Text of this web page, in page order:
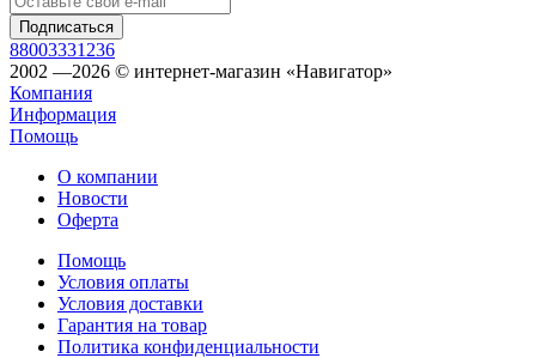
88003331236
2002 —2026 © интернет-магазин «Навигатор»
Компания
Информация
Помощь
О компании
Новости
Оферта
Помощь
Условия оплаты
Условия доставки
Гарантия на товар
Политика конфиденциальности